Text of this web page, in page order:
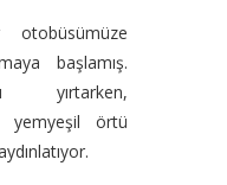
otobüsümüze
başlamış.
yırtarken,
yemyeşil örtü